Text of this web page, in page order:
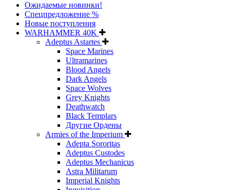
Ожидаемые новинки!
Спецпредложение %
Новые поступления
WARHAMMER 40K
Adeptus Astartes
Space Marines
Ultramarines
Blood Angels
Dark Angels
Space Wolves
Grey Knights
Deathwatch
Black Templars
Другие Ордены
Armies of the Imperium
Adepta Sororitas
Adeptus Custodes
Adeptus Mechanicus
Astra Militarum
Imperial Knights